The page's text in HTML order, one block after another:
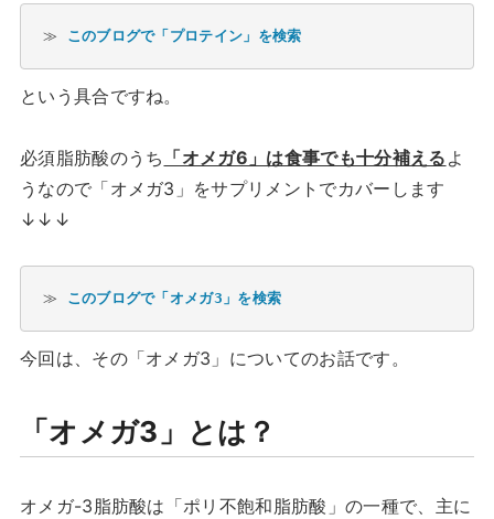
≫ このブログで「プロテイン」を検索
という具合ですね。
必須脂肪酸のうち 「オメガ6」は食事でも十分補える よ
うなので「オメガ3」をサプリメントでカバーします
↓↓↓
≫ このブログで「オメガ3」を検索
今回は、その「オメガ3」についてのお話です。
「オメガ3」とは？
オメガ-3脂肪酸は「ポリ不飽和脂肪酸」の一種で、主に